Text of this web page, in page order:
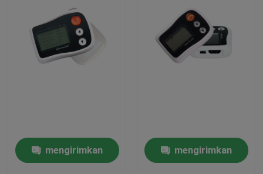
Produk
Kontrol kualitas
mengirimkan mengirimkan